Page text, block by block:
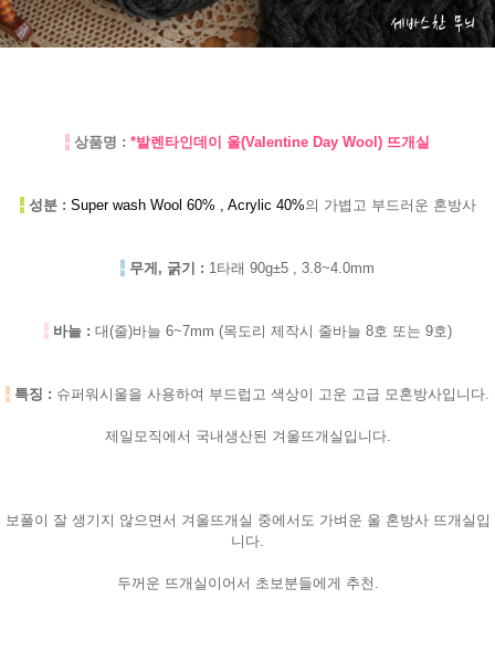
- 상품명 : *발렌타인데이 울(Valentine Day Wool) 뜨개실
-성분 : Super wash Wool 60% , Acrylic 40%의 가볍고 부드러운 혼방사
- 무게, 굵기 : 1타래 90g±5 , 3.8~4.0mm
-바늘 : 대(줄)바늘 6~7mm (목도리 제작시 줄바늘 8호 또는 9호)
- 특징 : 슈퍼워시울을 사용하여 부드럽고 색상이 고운 고급 모혼방사입니다.
제일모직에서 국내생산된 겨울뜨개실입니다.
보풀이 잘 생기지 않으면서 겨울뜨개실 중에서도 가벼운 울 혼방사 뜨개실입
니다.
두꺼운 뜨개실이어서 초보분들에게 추천.